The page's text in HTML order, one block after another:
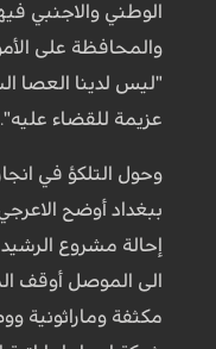
الوطني والاجنبي
والمحافظة على
"ليس لدينا العصا
عزيمة للقضاء عليه".
وحول التلكؤ في
ببغداد أوضح
إحالة مشروع
الى الموصل أوقف
مكثفة وماراثونية